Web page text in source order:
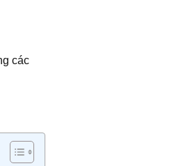
các